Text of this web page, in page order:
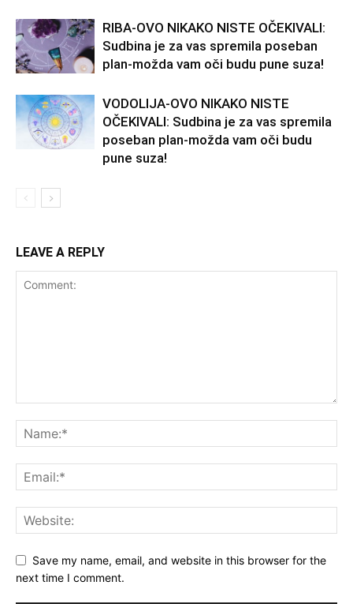
RIBA-OVO NIKAKO NISTE OČEKIVALI:
Sudbina je za vas spremila poseban
plan-možda vam oči budu pune suza!
VODOLIJA-OVO NIKAKO NISTE
OČEKIVALI: Sudbina je za vas spremila
poseban plan-možda vam oči budu
pune suza!
LEAVE A REPLY
Save my name, email, and website in this browser for the
next time I comment.